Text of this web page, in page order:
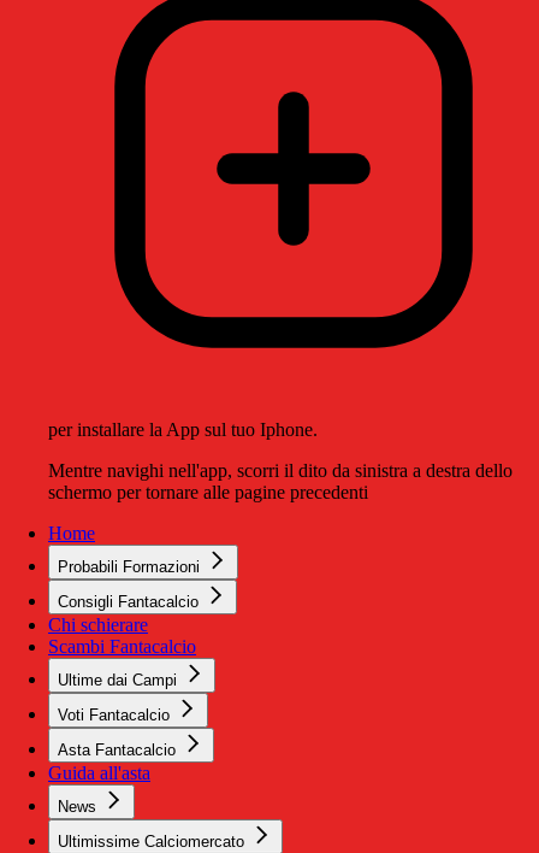
per installare la App sul tuo Iphone.
Mentre navighi nell'app, scorri il dito da sinistra a destra dello
schermo per tornare alle pagine precedenti
Home
Probabili Formazioni
Consigli Fantacalcio
Chi schierare
Scambi Fantacalcio
Ultime dai Campi
Voti Fantacalcio
Asta Fantacalcio
Guida all'asta
News
Ultimissime Calciomercato